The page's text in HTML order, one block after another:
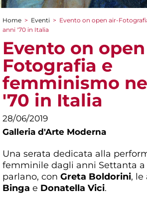
Tu sei qui
Home > Eventi > Evento on open air-
anni '70 in Italia
Evento on
Fotografia e
femminismo
'70 in Italia
28/06/2019
Galleria d'Arte Moderna
Una serata dedicata alla
femminile dagli anni Settanta a
parlano, con Greta Boldorini, le
Binga e Donatella Vici.